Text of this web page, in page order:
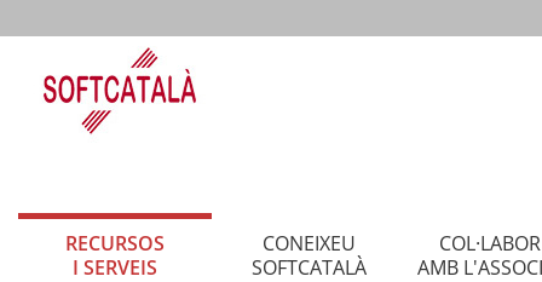
RECURSOS
I SERVEIS
CONEIXEU
SOFTCATALÀ
AMB